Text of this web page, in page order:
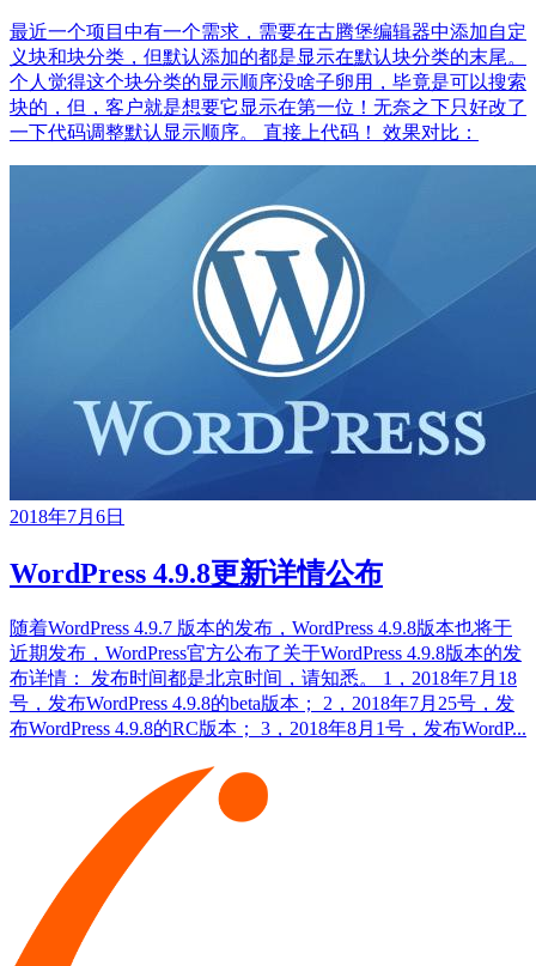
最近一个项目中有一个需求，需要在古腾堡编辑器中添加自定
义块和块分类，但默认添加的都是显示在默认块分类的末尾。
个人觉得这个块分类的显示顺序没啥子卵用，毕竟是可以搜索
块的，但，客户就是想要它显示在第一位！无奈之下只好改了
一下代码调整默认显示顺序。 直接上代码！ 效果对比：
2018年7月6日
WordPress 4.9.8更新详情公布
随着WordPress 4.9.7 版本的发布，WordPress 4.9.8版本也将于
近期发布，WordPress官方公布了关于WordPress 4.9.8版本的发
布详情： 发布时间都是北京时间，请知悉。 1，2018年7月18
号，发布WordPress 4.9.8的beta版本； 2，2018年7月25号，发
布WordPress 4.9.8的RC版本； 3，2018年8月1号，发布WordP...